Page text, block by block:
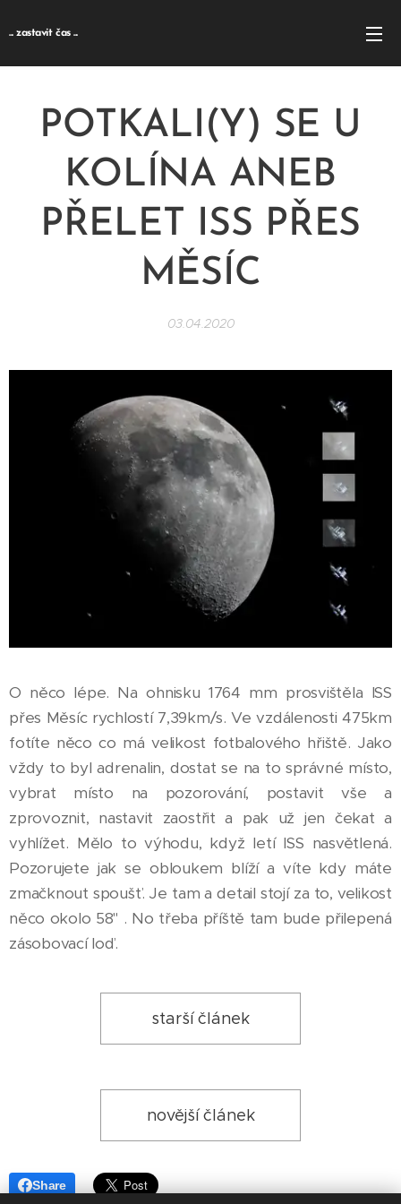
... zastavit čas ...
POTKALI(Y) SE U
KOLÍNA ANEB
PŘELET ISS PŘES
MĚSÍC
03.04.2020
O něco lépe. Na ohnisku 1764 mm prosvištěla ISS
přes Měsíc rychlostí 7,39km/s. Ve vzdálenosti 475km
fotíte něco co má velikost fotbalového hřiště. Jako
vždy to byl adrenalin, dostat se na to správné místo,
vybrat místo na pozorování, postavit vše a
zprovoznit, nastavit zaostřit a pak už jen čekat a
vyhlížet. Mělo to výhodu, když letí ISS nasvětlená.
Pozorujete jak se obloukem blíží a víte kdy máte
zmačknout spoušť. Je tam a detail stojí za to, velikost
něco okolo 58" . No třeba příště tam bude přilepená
zásobovací loď.
starší článek
novější článek
Share